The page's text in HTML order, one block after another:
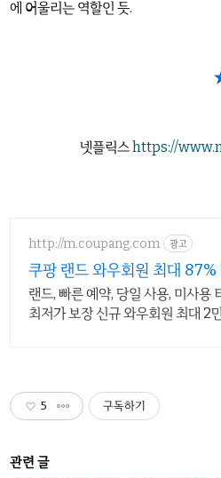
에 어울리는 역할인 듯.
넷플릭스https://
http://m.coupang.com 광고
쿠팡 랜드 와우회원 최대 87%
랜드, 빠른 예약, 당일 사용, 미사용
최저가 보장 신규 와우회원 최대 2
5 구독하기